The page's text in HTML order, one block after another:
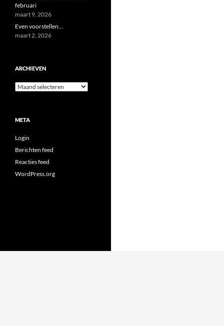
februari
maart 9, 2026
Even voorstellen…
maart 2, 2026
ARCHIEVEN
Archieven
META
Login
Berichten feed
Reacties feed
WordPress.org